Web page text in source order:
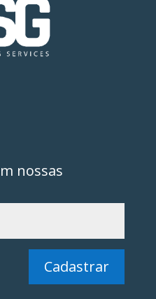
nossas
Cadastrar